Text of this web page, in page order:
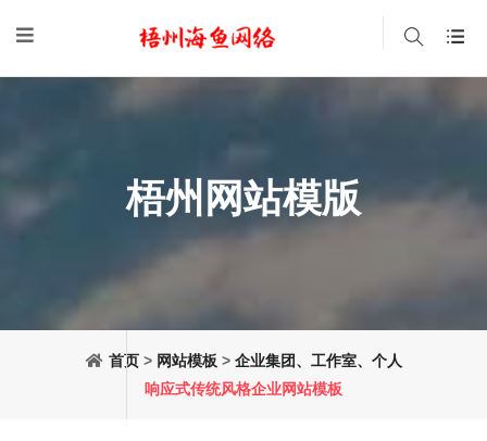
梧州网站模版
首页> 网站模板 > 企业集团、工作室、个人
响应式传统风格企业网站模板